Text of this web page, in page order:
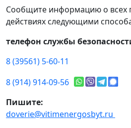
Сообщите информацию о всех
действиях следующими
телефон службы
8 (39561) 5-60-11
8 (914) 914-09-56
Пишите:
doverie@vitimenergosbyt.ru